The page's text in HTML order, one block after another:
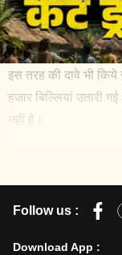
इस तरह की दावे भी
हजार बिल्लियां उतारी
नहीं है।
Follow us :
Download App :